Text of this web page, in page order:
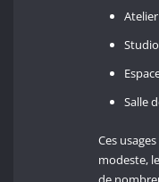
Salle
Ces
modeste,